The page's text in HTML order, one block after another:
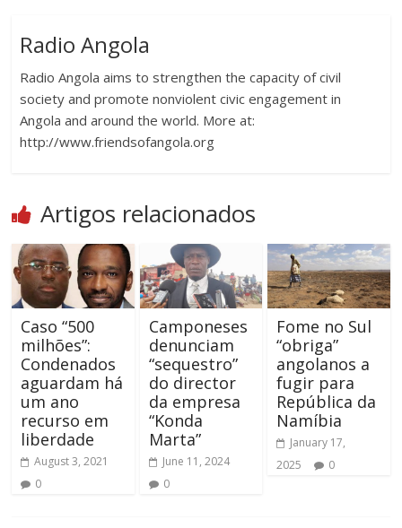
Radio Angola
Radio Angola aims to strengthen the capacity of civil
society and promote nonviolent civic engagement in
Angola and around the world. More at:
http://www.friendsofangola.org
Artigos relacionados
Caso “500
milhões”:
Condenados
aguardam há
um ano
recurso em
liberdade
August 3, 2021
0
Camponeses
denunciam
“sequestro”
do director
da empresa
“Konda
Marta”
June 11, 2024
0
Fome no Sul
“obriga”
angolanos a
fugir para
República da
Namíbia
January 17,
2025
0